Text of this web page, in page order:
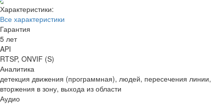
Характеристики:
Все характеристики
Гарантия
5 лет
API
RTSP, ONVIF (S)
Аналитика
детекция движения (программная), людей, пересечения линии,
вторжения в зону, выхода из области
Аудио